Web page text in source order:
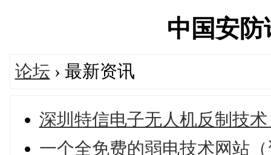
中国安
论坛 › 最新资讯
深圳特信电子无人机反制技
一个全免费的弱电技术网站